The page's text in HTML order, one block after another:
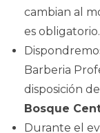
cambian al
es obligatorio.
Barberia
disposición
Bosque
Durante el